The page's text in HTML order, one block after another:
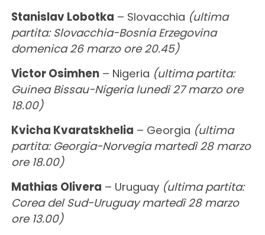
Stanislav Lobotka – Slovacchia (ultima
partita: Slovacchia-Bosnia Erzegovina
domenica 26 marzo ore 20.45)
Victor Osimhen– Nigeria (ultima partita:
Guinea Bissau-Nigeria lunedì 27 marzo ore
18.00)
Kvicha Kvaratskhelia – Georgia (ultima
partita: Georgia-Norvegia martedì 28 marzo
ore 18.00)
Mathias Olivera – Uruguay (ultima partita:
Corea del Sud-Uruguay martedì 28 marzo
ore 13.00)